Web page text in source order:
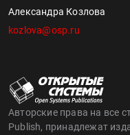
Александра Козлова
kozlova@osp.ru
Авторские права на все
Publish, принадлежат